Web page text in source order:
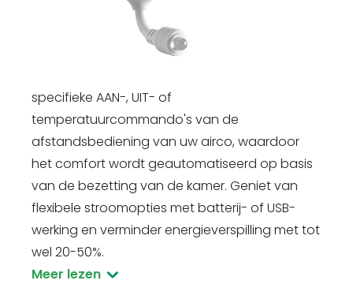
geavanceerde bewegingssensorcontroller
ontworpen voor slimmere airconditioning en
aanzienlijke energiebesparingen. In
specifieke AAN-, UIT- of
temperatuurcommando's van de
afstandsbediening van uw airco, waardoor
het comfort wordt geautomatiseerd op basis
van de bezetting van de kamer. Geniet van
flexibele stroomopties met batterij- of USB-
werking en verminder energieverspilling met tot
wel 20-50%.
Meer lezen